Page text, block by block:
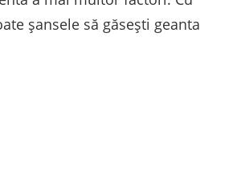
șansele să găsești geanta